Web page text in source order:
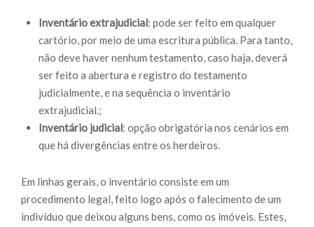
Inventário extrajudicial: pode ser feito em qualquer
cartório, por meio de uma escritura pública. Para tanto,
não deve haver nenhum testamento, caso haja, deverá
ser feito a abertura e registro do testamento
judicialmente, e na sequência o inventário
extrajudicial.;
Inventário judicial: opção obrigatória nos cenários em
que há divergências entre os herdeiros.
Em linhas gerais, o inventário consiste em um
procedimento legal, feito logo após o falecimento de um
indivíduo que deixou alguns bens, como os imóveis. Estes,